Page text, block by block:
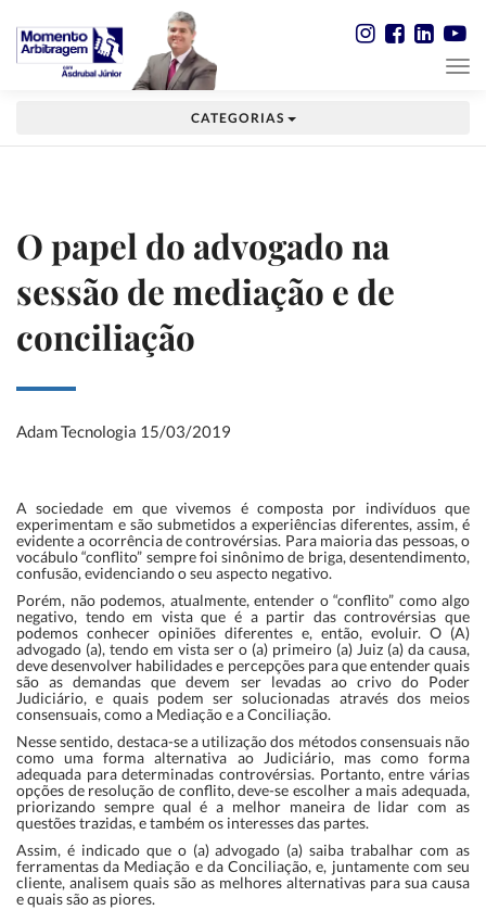
CATEGORIAS
O papel do advogado na
sessão de mediação e de
conciliação
Adam Tecnologia 15/03/2019
A sociedade em que vivemos é composta por indivíduos que
experimentam e são submetidos a experiências diferentes, assim, é
evidente a ocorrência de controvérsias. Para maioria das pessoas, o
vocábulo “conflito” sempre foi sinônimo de briga, desentendimento,
confusão, evidenciando o seu aspecto negativo.
Porém, não podemos, atualmente, entender o “conflito” como algo
negativo, tendo em vista que é a partir das controvérsias que
podemos conhecer opiniões diferentes e, então, evoluir. O (A)
advogado (a), tendo em vista ser o (a) primeiro (a) Juiz (a) da causa,
deve desenvolver habilidades e percepções para que entender quais
são as demandas que devem ser levadas ao crivo do Poder
Judiciário, e quais podem ser solucionadas através dos meios
consensuais, como a Mediação e a Conciliação.
Nesse sentido, destaca-se a utilização dos métodos consensuais não
como uma forma alternativa ao Judiciário, mas como forma
adequada para determinadas controvérsias. Portanto, entre várias
opções de resolução de conflito, deve-se escolher a mais adequada,
priorizando sempre qual é a melhor maneira de lidar com as
questões trazidas, e também os interesses das partes.
Assim, é indicado que o (a) advogado (a) saiba trabalhar com as
ferramentas da Mediação e da Conciliação, e, juntamente com seu
cliente, analisem quais são as melhores alternativas para sua causa
e quais são as piores.